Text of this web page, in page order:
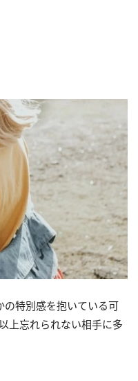
の特別感を抱いている可
上忘れられない相手に多